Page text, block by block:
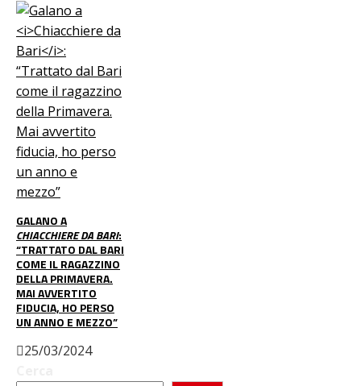
GALANO A
CHIACCHIERE DA BARI:
“TRATTATO DAL BARI
COME IL RAGAZZINO
DELLA PRIMAVERA.
MAI AVVERTITO
FIDUCIA, HO PERSO
UN ANNO E MEZZO”
25/03/2024